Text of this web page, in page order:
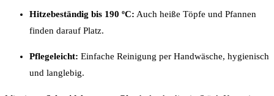
Hitzebeständig bis 190 ºC: Auch heiße Töpfe und Pfannen
finden darauf Platz.
Pflegeleicht: Einfache Reinigung per Handwäsche, hygienisch
und langlebig.